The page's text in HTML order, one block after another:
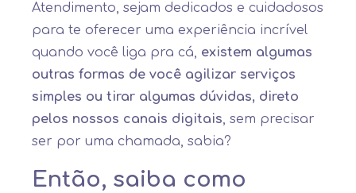
Atendimento, sejam dedicados e cuidadosos
para te oferecer uma experiência incrível
quando você liga pra cá, existem algumas
outras formas de você agilizar serviços
simples ou tirar algumas dúvidas, direto
pelos nossos canais digitais, sem precisar
ser por uma chamada, sabia?
Então, saiba como